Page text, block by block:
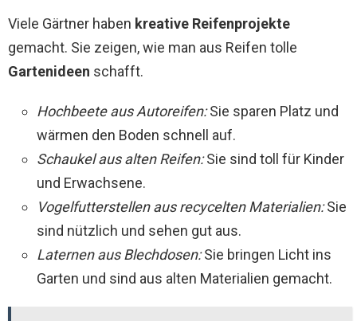
Viele Gärtner haben kreative Reifenprojekte
gemacht. Sie zeigen, wie man aus Reifen tolle
Gartenideen schafft.
Hochbeete aus Autoreifen:Sie sparen Platz und
wärmen den Boden schnell auf.
Schaukel aus alten Reifen:Sie sind toll für Kinder
und Erwachsene.
Vogelfutterstellen aus recycelten Materialien:Sie
sind nützlich und sehen gut aus.
Laternen aus Blechdosen:Sie bringen Licht ins
Garten und sind aus alten Materialien gemacht.